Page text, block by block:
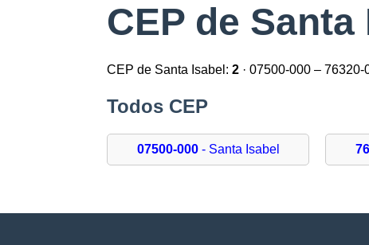
CEP de Santa
CEP de Santa Isabel:2 · 07500-000 – 76320-
Todos CEP
07500-000- Santa Isabel